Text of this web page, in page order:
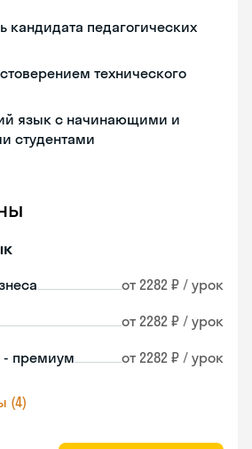
кандидата педагогических
технического
язык с начинающими и
студентами
от 2282 ₽ / урок
от 2282 ₽ / урок
премиум от 2282 ₽ / урок
(4)